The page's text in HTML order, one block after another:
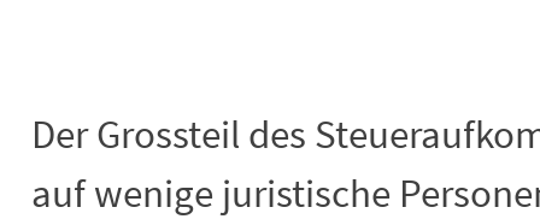
Der Grossteil des
auf wenige juristische